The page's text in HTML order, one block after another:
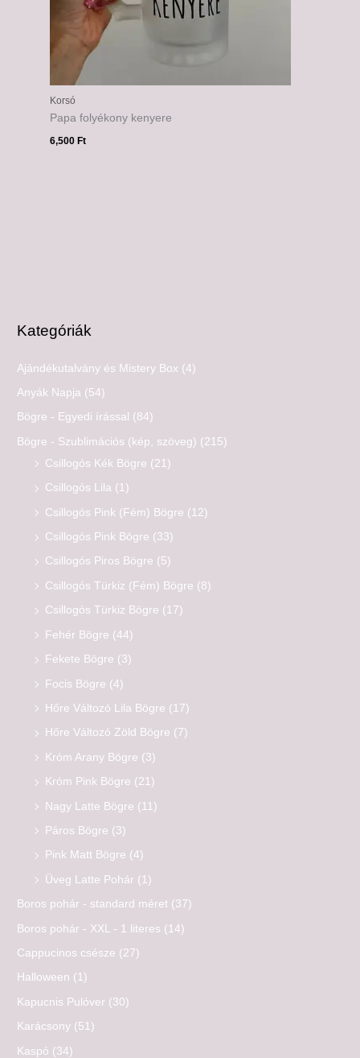
Kategóriák
Ajándékutalvány és Mistery Box (4)
Anyák Napja (54)
Bögre - Egyedi írással (84)
Bögre - Szublimációs (kép, szöveg) (215)
Csillogós Kék Bögre (21)
Csillogós Lila (1)
Csillogós Pink (Fém) Bögre (12)
Csillogós Pink Bögre (33)
Csillogós Piros Bögre (5)
Csillogós Türkiz (Fém) Bögre (8)
Csillogós Türkiz Bögre (17)
Fehér Bögre (44)
Fekete Bögre (3)
Focis Bögre (4)
Hőre Változó Lila Bögre (17)
Hőre Változó Zöld Bögre (7)
Króm Arany Bögre (3)
Króm Pink Bögre (21)
Nagy Latte Bögre (11)
Páros Bögre (3)
Pink Matt Bögre (4)
Üveg Latte Pohár (1)
Boros pohár - standard méret (37)
Boros pohár - XXL - 1 literes (14)
Cappucinos csésze (27)
Halloween (1)
Kapucnis Pulóver (30)
Karácsony (51)
Kaspó (34)
Korsó
Papa folyékony kenyere
6,500Ft